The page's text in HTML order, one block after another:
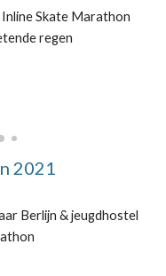
Skate Marathon
regen
2021
Berlijn & jeugdhostel